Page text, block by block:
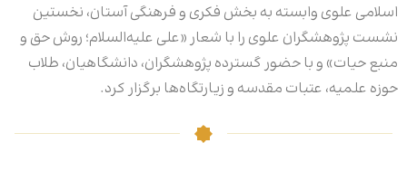
اسلامی علوی وابسته به بخش فکری و فرهنگی آستان، نخستین
نشست پژوهشگران علوی را با شعار «علی علیه‌السلام؛ روش حق و
منبع حیات» و با حضور گسترده پژوهشگران، دانشگاهیان، طلاب
حوزه علمیه، عتبات مقدسه و زیارتگاه‌ها برگزار کرد.